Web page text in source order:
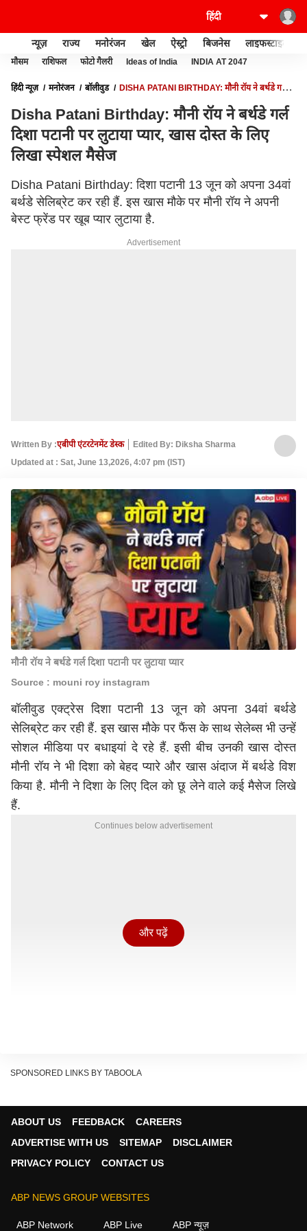
न्यूज़ राज्य मनोरंजन खेल ऐस्ट्रो बिजनेस लाइफस्टाइल
मौसम राशिफल फोटो गैलरी Ideas of India INDIA AT 2047
हिंदी न्यूज़ मनोरंजन बॉलीवुड
DISHA PATANI BIRTHDAY: मौनी रॉय ने बर्थडे गर्ल
Disha Patani Birthday: मौनी रॉय ने बर्थडे गर्ल
दिशा पटानी पर लुटाया प्यार, खास दोस्त के लिए
लिखा स्पेशल मैसेज
Disha Patani Birthday: दिशा पटानी 13 जून को अपना 34वां
बर्थडे सेलिब्रेट कर रही हैं. इस खास मौके पर मौनी रॉय ने अपनी
बेस्ट फ्रेंड पर खूब प्यार लुटाया है.
Advertisement
Written By :एबीपी एंटरटेनमेंट डेस्क
Edited By: Diksha Sharma
Updated at : Sat, June 13,2026, 4:07 pm (IST)
मौनी रॉय ने बर्थडे गर्ल दिशा पटानी पर लुटाया प्यार
Source : mouni roy instagram
बॉलीवुड एक्ट्रेस दिशा पटानी 13 जून को अपना 34वां बर्थडे
सेलिब्रेट कर रही हैं. इस खास मौके पर फैंस के साथ सेलेब्स भी उन्हें
सोशल मीडिया पर बधाइयां दे रहे हैं. इसी बीच उनकी खास दोस्त
मौनी रॉय ने भी दिशा को बेहद प्यारे और खास अंदाज में बर्थडे विश
किया है. मौनी ने दिशा के लिए दिल को छू लेने वाले कई मैसेज लिखे
हैं.
Continues below advertisement
दिशा पटानी तुम जहां भी रहो, बिना वजह डांस करती रहो. लव यू.'
और पढ़ें
SPONSORED LINKS BY TABOOLA
ABOUT US FEEDBACK
CAREERS
ADVERTISE WITH US
SITEMAP
DISCLAIMER
PRIVACY POLICY
CONTACT US
ABP NEWS GROUP WEBSITES
ABP Network ABP Live ABP न्यूज़